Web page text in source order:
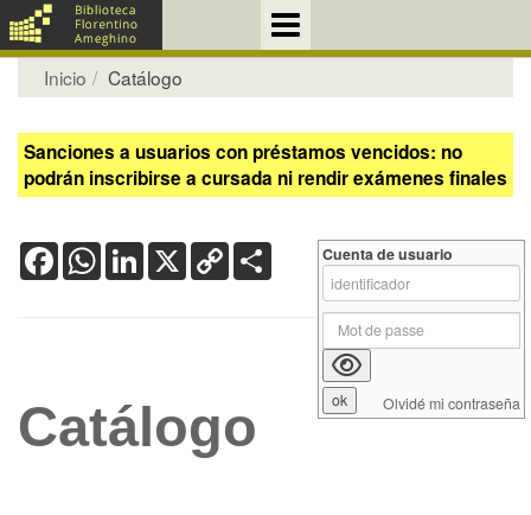
Inicio Catálogo
Sanciones a usuarios con préstamos vencidos: no
podrán inscribirse a cursada ni rendir exámenes finales
FacebookWhatsApp
LinkedIn
X Copy
Link
Catálogo
Cuenta de usuario
Olvidé mi contraseña